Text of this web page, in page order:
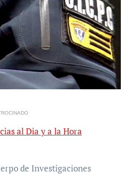
al Dia y a la Hora